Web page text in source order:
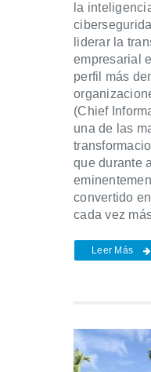
la
liderar la
empresarial
perfil más
(Chief
una de las
que durante
convertido
cada vez
Leer Más